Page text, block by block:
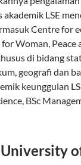
LSE
Centre for
Woman, Peace
di bidang
geografi dan
keunggulan
BSc